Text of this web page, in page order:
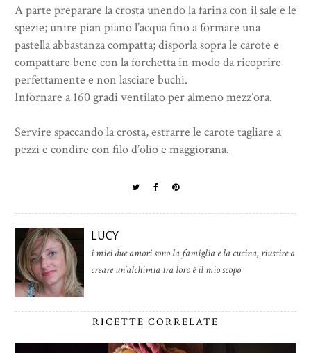
A parte preparare la crosta unendo la farina con il sale e le
spezie; unire pian piano l’acqua fino a formare una
pastella abbastanza compatta; disporla sopra le carote e
compattare bene con la forchetta in modo da ricoprire
perfettamente e non lasciare buchi.
Infornare a 160 gradi ventilato per almeno mezz’ora.
Servire spaccando la crosta, estrarre le carote tagliare a
pezzi e condire con filo d’olio e maggiorana.
LUCY
i miei due amori sono la famiglia e la cucina, riuscire a
creare un'alchimia tra loro è il mio scopo
RICETTE CORRELATE